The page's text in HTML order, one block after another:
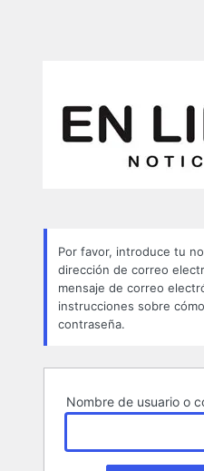
Por favor, introduce tu
dirección de correo
mensaje de correo
instrucciones sobre
contraseña.
Nombre de usuario o